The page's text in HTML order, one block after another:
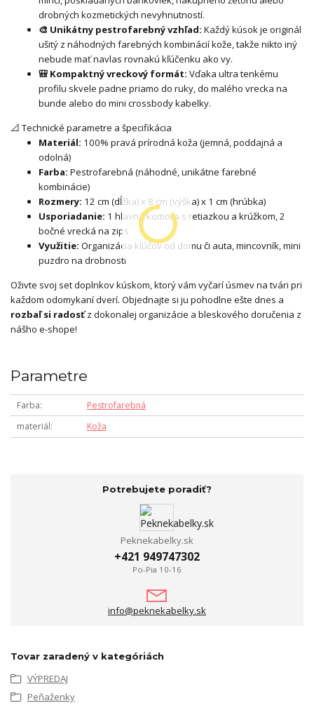
drobných kozmetických nevyhnutností.
🎨 Unikátny pestrofarebný vzhľad: Každý kúsok je originál
ušitý z náhodných farebných kombinácií kože, takže nikto iný
nebude mať navlas rovnakú kľúčenku ako vy.
🎒 Kompaktný vreckový formát: Vďaka ultra tenkému
profilu skvele padne priamo do ruky, do malého vrecka na
bunde alebo do mini crossbody kabelky.
📐 Technické parametre a špecifikácia
Materiál: 100% pravá prírodná koža (jemná, poddajná a
odolná)
Farba: Pestrofarebná (náhodné, unikátne farebné
kombinácie)
Rozmery: 12 cm (dĺžka) x 8 cm (výška) x 1 cm (hrúbka)
Usporiadanie: 1 hlavná komora s retiazkou a krúžkom, 2
bočné vrecká na zips
Využitie: Organizácia kľúčov od domu či auta, mincovník, mini
puzdro na drobnosti
Oživte svoj set doplnkov kúskom, ktorý vám vyčarí úsmev na tvári pri
každom odomykaní dverí. Objednajte si ju pohodlne ešte dnes a
rozbaľ si radosťz dokonalej organizácie a bleskového doručenia z
nášho e-shope!
Parametre
Farba
Pestrofarebná
materiál
Koža
Potrebujete poradiť?
Peknekabelky.sk
+421 949747302
Po-Pia 10-16
info@peknekabelky.sk
Tovar zaradený v kategóriách
VÝPREDAJ
Peňaženky